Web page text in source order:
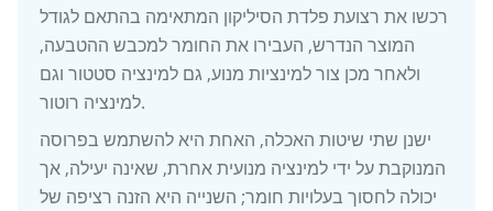
רכשו את רצועת פלדת הסיליקון המתאימה בהתאם לגודל
המוצר הנדרש, העבירו את החומר למכבש ההטבעה,
ולאחר מכן צור למינציות מנוע, גם למינציה סטטור וגם
למינציה רוטור.
ישנן שתי שיטות האכלה, האחת היא להשתמש בפרוסה
המנוקבת על ידי למינציה מנועית אחרת, שאינה יעילה, אך
יכולה לחסוך בעלויות חומר; השנייה היא הזנה רציפה של